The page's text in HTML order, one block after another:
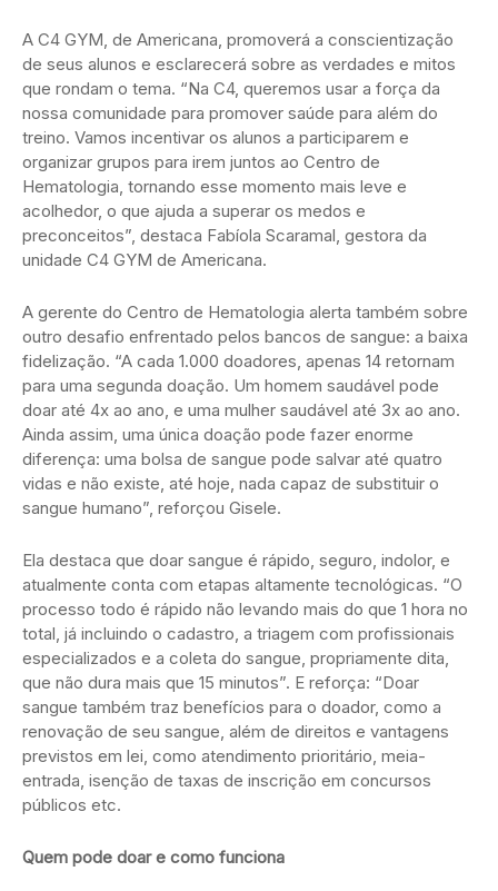
A C4 GYM, de Americana, promoverá a conscientização
de seus alunos e esclarecerá sobre as verdades e mitos
que rondam o tema. “Na C4, queremos usar a força da
nossa comunidade para promover saúde para além do
treino. Vamos incentivar os alunos a participarem e
organizar grupos para irem juntos ao Centro de
Hematologia, tornando esse momento mais leve e
acolhedor, o que ajuda a superar os medos e
preconceitos”, destaca Fabíola Scaramal, gestora da
unidade C4 GYM de Americana.
A gerente do Centro de Hematologia alerta também sobre
outro desafio enfrentado pelos bancos de sangue: a baixa
fidelização. “A cada 1.000 doadores, apenas 14 retornam
para uma segunda doação. Um homem saudável pode
doar até 4x ao ano, e uma mulher saudável até 3x ao ano.
Ainda assim, uma única doação pode fazer enorme
diferença: uma bolsa de sangue pode salvar até quatro
vidas e não existe, até hoje, nada capaz de substituir o
sangue humano”, reforçou Gisele.
Ela destaca que doar sangue é rápido, seguro, indolor, e
atualmente conta com etapas altamente tecnológicas. “O
processo todo é rápido não levando mais do que 1 hora no
total, já incluindo o cadastro, a triagem com profissionais
especializados e a coleta do sangue, propriamente dita,
que não dura mais que 15 minutos”. E reforça: “Doar
sangue também traz benefícios para o doador, como a
renovação de seu sangue, além de direitos e vantagens
previstos em lei, como atendimento prioritário, meia-
entrada, isenção de taxas de inscrição em concursos
públicos etc.
Quem pode doar e como funciona